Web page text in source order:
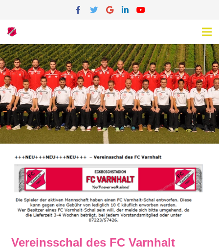
Vereinsschal des FC Varnhalt